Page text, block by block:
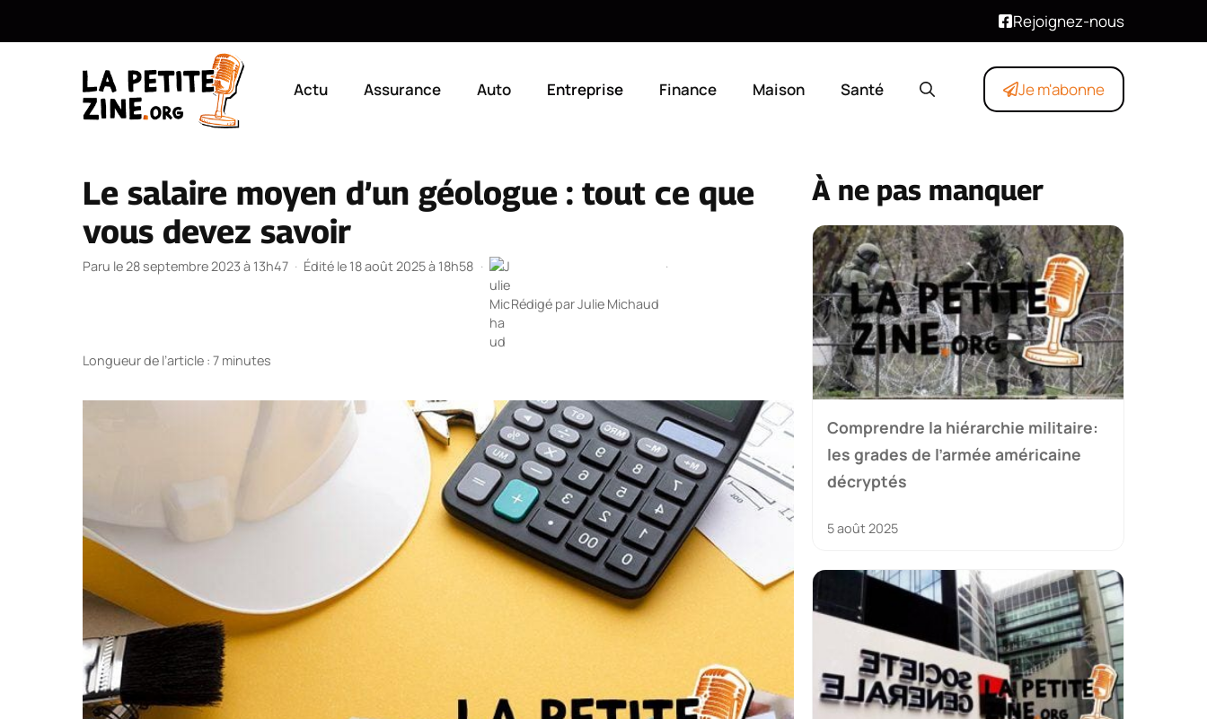
Rejoignez-nous
Actu Assurance Auto Entreprise Finance Maison Santé Je m'abonne
Le salaire moyen d’un géologue : tout ce que
vous devez savoir
Paru le 28 septembre 2023 à 13h47 · Édité le 18 août 2025 à 18h58 ·
Rédigé parJulie Michaud
·
Longueur de l’article : 7 minutes
À ne pas manquer
Comprendre la hiérarchie militaire:
les grades de l’armée américaine
décryptés
5 août 2025